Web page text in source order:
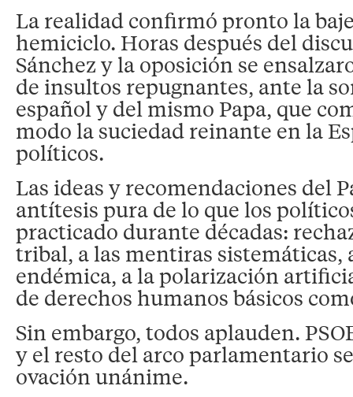
La realidad confirmó pronto la
hemiciclo. Horas después del
Sánchez y la oposición se
de insultos repugnantes, ante la
español y del mismo Papa, que
modo la suciedad reinante en la
políticos.
Las ideas y recomendaciones del
antítesis pura de lo que los
practicado durante décadas:
tribal, a las mentiras sistemáticas,
endémica, a la polarización
de derechos humanos básicos
Sin embargo, todos aplauden.
y el resto del arco parlamentario
ovación unánime.